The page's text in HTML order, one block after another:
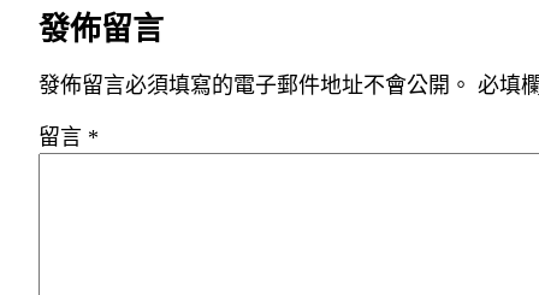
發佈留言
發佈留言必須填寫的電子郵件地址不會公開。 必填
留言 *